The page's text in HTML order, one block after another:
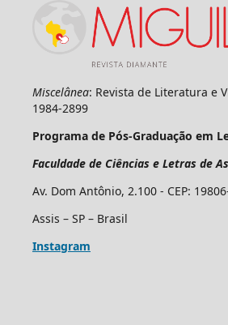
Miscelânea: Revista de Literatura e
1984-2899
Programa de Pós-Graduação em
Faculdade de Ciências e Letras de
Av. Dom Antônio, 2.100 - CEP:
Assis – SP – Brasil
Instagram